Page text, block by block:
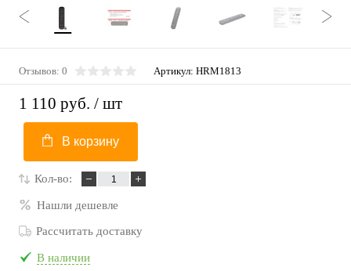
Отзывов: 0 Артикул: HRM1813
1 110 руб. / шт
В корзину
Кол-во:
Нашли дешевле
Рассчитать доставку
В наличии